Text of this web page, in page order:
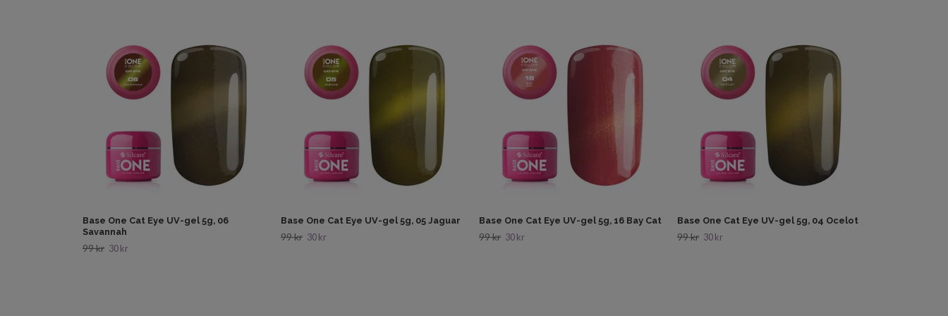
Base One Cat Eye UV-gel 5g, 06
Savannah
99 kr 30 kr
Base One Cat Eye UV-gel 5g, 05 Jaguar
99 kr 30 kr
Base One Cat Eye UV-gel 5g, 16 Bay Cat
99 kr 30 kr
Base One Cat Eye UV-gel 5g, 04 Ocelot
99 kr 30 kr